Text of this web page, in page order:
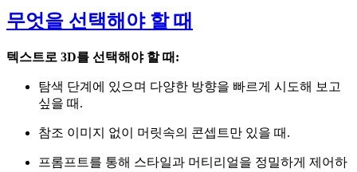
무엇을 선택해야 할 때
텍스트로 3D를 선택해야 할 때:
탐색 단계에 있으며 다양한 방향을 빠르게 시도해 보고
싶을 때.
참조 이미지 없이 머릿속의 콘셉트만 있을 때.
프롬프트를 통해 스타일과 머티리얼을 정밀하게 제어하